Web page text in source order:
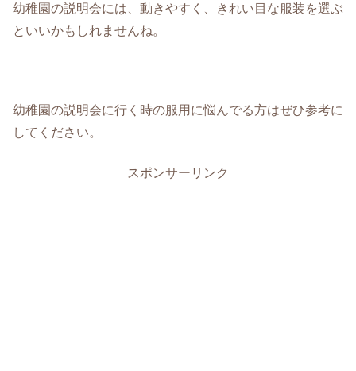
幼稚園の説明会には、動きやすく、きれい目な服装を選ぶ
といいかもしれませんね。
幼稚園の説明会に行く時の服用に悩んでる方はぜひ参考に
してください。
スポンサーリンク